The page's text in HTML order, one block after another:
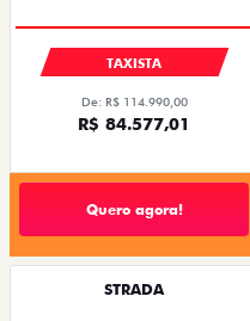
TAXISTA
De: R$ 114.990,00
R$ 84.577,01
Quero agora!
STRADA